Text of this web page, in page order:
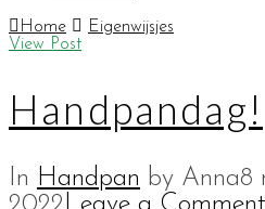
Home
Eigenwijsjes
View Post
Handpandag!
In Handpan by Anna8